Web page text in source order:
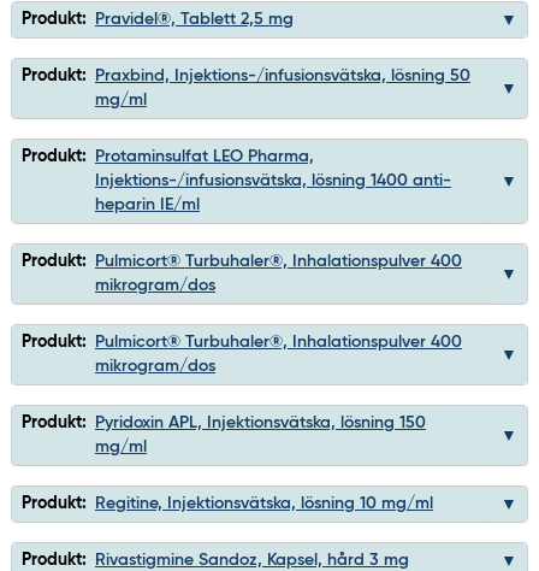
Produkt: Pravidel®, Tablett 2,5 mg
Produkt:
Praxbind, Injektions-/infusionsvätska, lösning 50
mg/ml
Produkt:
Protaminsulfat LEO Pharma,
Injektions-/infusionsvätska, lösning 1400 anti-
heparin IE/ml
Produkt:
Pulmicort® Turbuhaler®, Inhalationspulver 400
mikrogram/dos
Produkt:
Pulmicort® Turbuhaler®, Inhalationspulver 400
mikrogram/dos
Produkt:
Pyridoxin APL, Injektionsvätska, lösning 150
mg/ml
Produkt: Regitine, Injektionsvätska, lösning 10 mg/ml
Produkt: Rivastigmine Sandoz, Kapsel, hård 3 mg